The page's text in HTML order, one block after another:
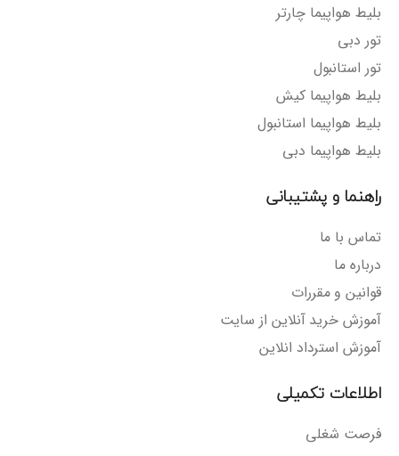
بلیط هواپیما چارتر
تور دبی
تور استانبول
بلیط هواپیما کیش
بلیط هواپیما استانبول
بلیط هواپیما دبی
راهنما و پشتیبانی
تماس با ما
درباره ما
قوانین و مقررات
آموزش خرید آنلاین از سایت
آموزش استرداد انلاین
اطلاعات تکمیلی
فرصت شغلی